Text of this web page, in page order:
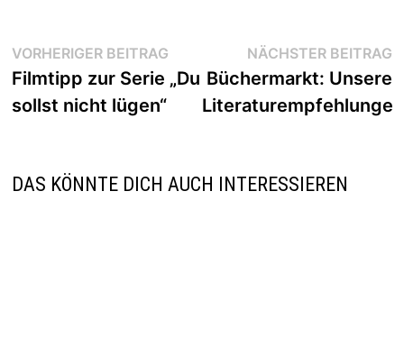
Beitragsnavigation
VORHERIGER BEITRAGVorheriger
Beitrag:
Filmtipp zur Serie „Du
sollst nicht lügen“
NÄCHSTER BEITRAG
Büchermarkt: Unsere
Literaturempfehlungen
DAS KÖNNTE DICH AUCH INTERESSIEREN